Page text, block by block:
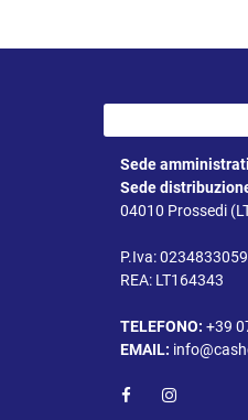
Sede
Sede
04010 Prossedi
P.Iva:
REA: LT164343
TELEFONO:+39
EMAIL: